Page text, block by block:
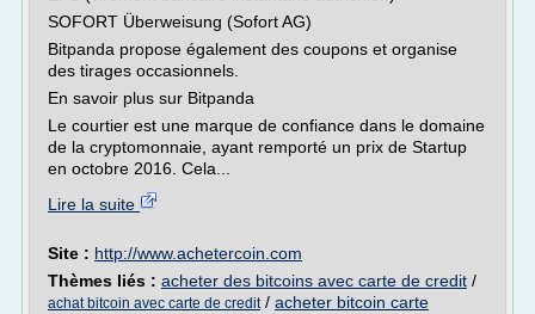
SOFORT Überweisung (Sofort AG)
Bitpanda propose également des coupons et organise
des tirages occasionnels.
En savoir plus sur Bitpanda
Le courtier est une marque de confiance dans le domaine
de la cryptomonnaie, ayant remporté un prix de Startup
en octobre 2016. Cela...
Lire la suite
Site : http://www.achetercoin.com
Thèmes liés : acheter des bitcoins avec carte de credit /
achat bitcoin avec carte de credit/ acheter bitcoin carte